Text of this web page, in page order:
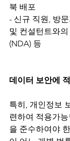
북 배포
- 신규 직원, 방
및 컨설턴트와
(NDA) 등
데이터 보안에
특히, 개인정보
련하여 적용가
을 준수하여야